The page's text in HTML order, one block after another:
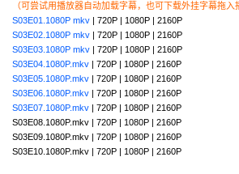
（可尝试用播放器自动加载字幕，也可下载外挂字幕拖入
S03E01.1080P mkv | 720P | 1080P | 2160P
S03E02.1080P mkv | 720P | 1080P | 2160P
S03E03.1080P mkv | 720P | 1080P | 2160P
S03E04.1080P.mkv | 720P | 1080P | 2160P
S03E05.1080P.mkv | 720P | 1080P | 2160P
S03E06.1080P.mkv | 720P | 1080P | 2160P
S03E07.1080P.mkv | 720P | 1080P | 2160P
S03E08.1080P.mkv | 720P | 1080P | 2160P
S03E09.1080P.mkv | 720P | 1080P | 2160P
S03E10.1080P.mkv | 720P | 1080P | 2160P